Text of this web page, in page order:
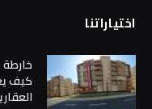
اختياراتنا
كيف